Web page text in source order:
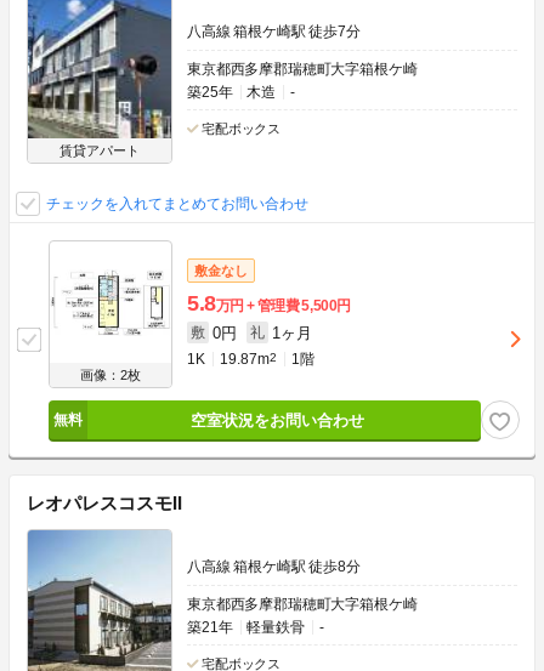
賃貸アパート
八高線 箱根ケ崎駅 徒歩7分
東京都西多摩郡瑞穂町大字箱根ケ崎
築25年
木造 -
宅配ボックス
チェックを入れてまとめてお問い合わせ
画像：2枚
敷金なし
5.8万円 管理費5,500円
敷 0円 礼 1ヶ月
1K 19.87m2 1階
空室状況をお問い合わせ
レオパレスコスモII
八高線 箱根ケ崎駅 徒歩8分
東京都西多摩郡瑞穂町大字箱根ケ崎
築21年
軽量鉄骨 -
宅配ボックス